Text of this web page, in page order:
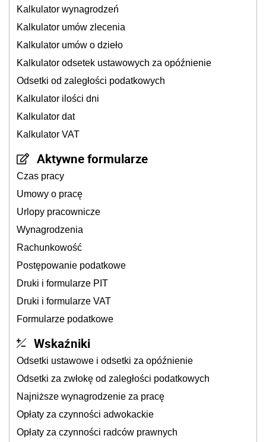
Kalkulator wynagrodzeń
Kalkulator umów zlecenia
Kalkulator umów o dzieło
Kalkulator odsetek ustawowych za opóźnienie
Odsetki od zaległości podatkowych
Kalkulator ilości dni
Kalkulator dat
Kalkulator VAT
Aktywne formularze
Czas pracy
Umowy o pracę
Urlopy pracownicze
Wynagrodzenia
Rachunkowość
Postępowanie podatkowe
Druki i formularze PIT
Druki i formularze VAT
Formularze podatkowe
Wskaźniki
Odsetki ustawowe i odsetki za opóźnienie
Odsetki za zwłokę od zaległości podatkowych
Najniższe wynagrodzenie za pracę
Opłaty za czynności adwokackie
Opłaty za czynności radców prawnych